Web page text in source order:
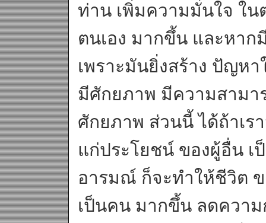
ท่าน เพิ่มความมั่นใจ ใน
ตนเอง มากขึ้น และหาก
เพราะมันยิ่งสร้าง ปัญห
มีศักยภาพ มีความสามา
ศักยภาพ ส่วนนี้ ได้ถ้าเร
แก่ประโยชน์ ของผู้อื่น เ
อารมณ์ ก็จะทำให้ชีวิต
เป็นคน มากขึ้น ลดควา